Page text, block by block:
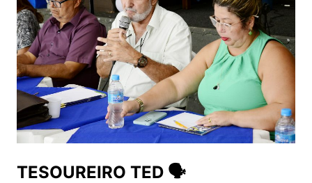
TESOUREIRO TED 🗣️